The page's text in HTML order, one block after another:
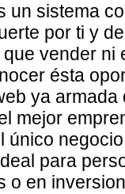
un sistema
por ti y
vender ni
ésta
ya
mejor
único
para
o en